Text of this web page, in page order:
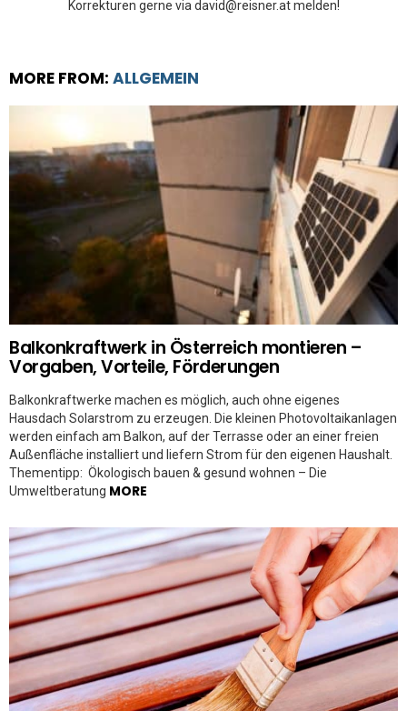
Korrekturen gerne via david@reisner.at melden!
MORE FROM: ALLGEMEIN
Balkonkraftwerk in Österreich montieren –
Vorgaben, Vorteile, Förderungen
Balkonkraftwerke machen es möglich, auch ohne eigenes
Hausdach Solarstrom zu erzeugen. Die kleinen Photovoltaikanlagen
werden einfach am Balkon, auf der Terrasse oder an einer freien
Außenfläche installiert und liefern Strom für den eigenen Haushalt.
Thementipp: Ökologisch bauen & gesund wohnen – Die
Umweltberatung MORE